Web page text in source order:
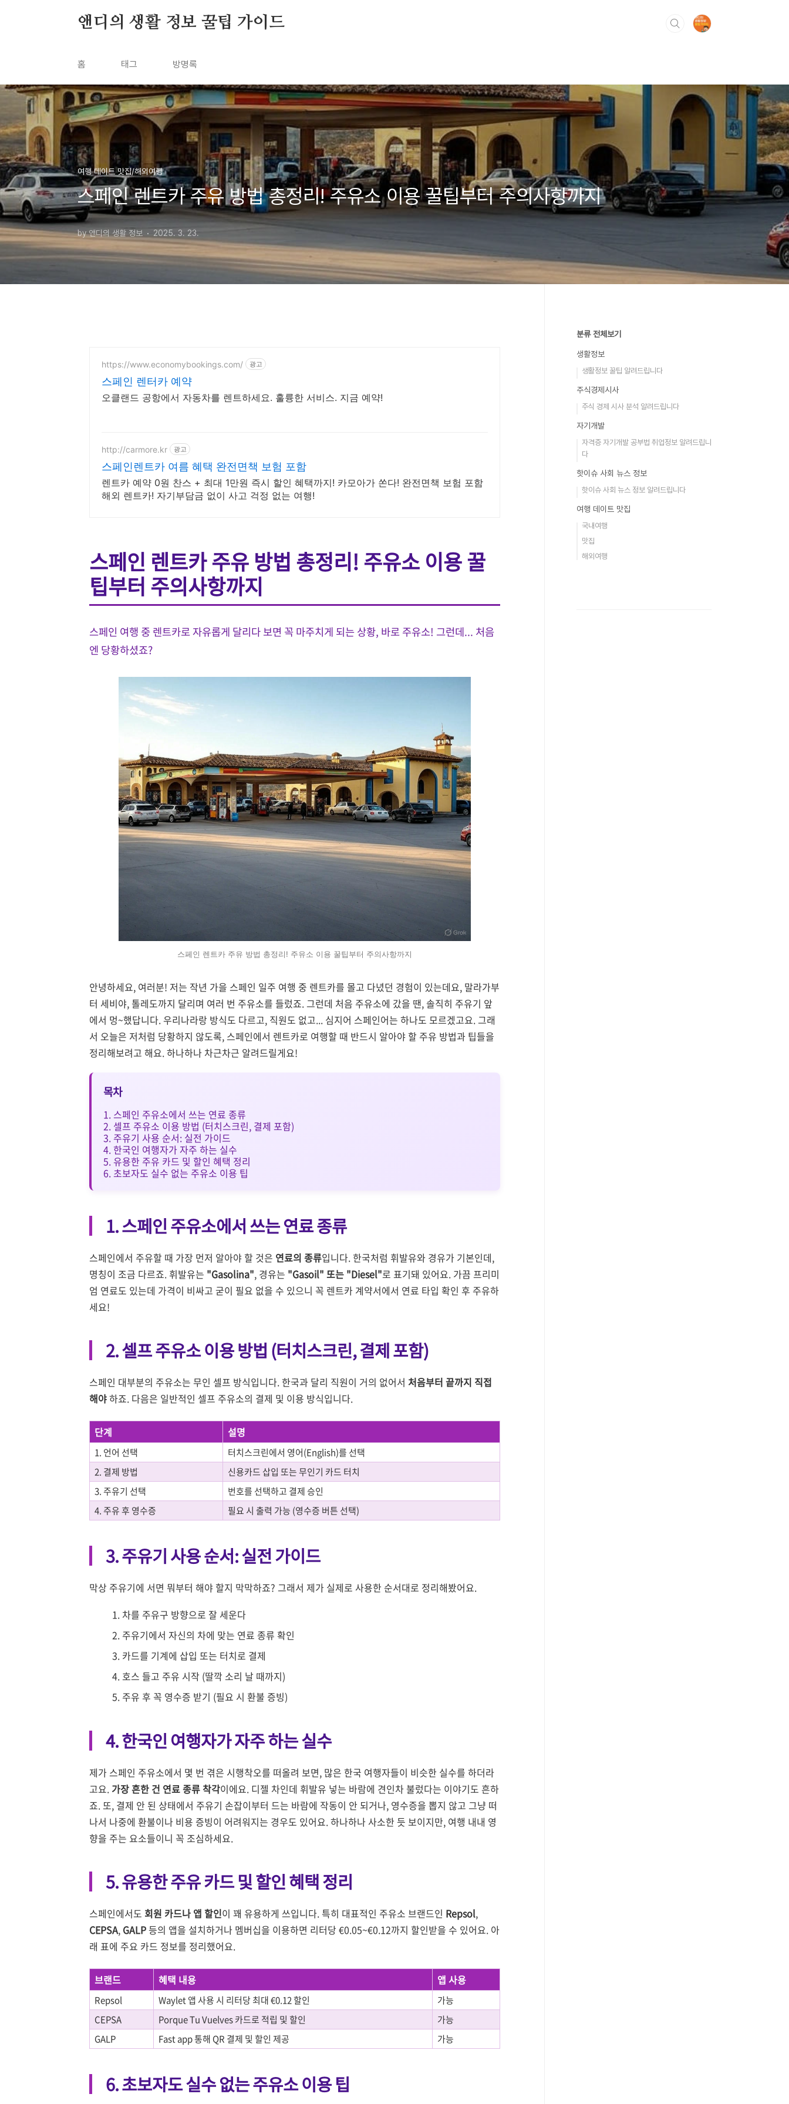
앤디의 생활 정보 꿀팁 가이드
홈 태그 방명록
여행 데이트 맛집/해외여행
스페인 렌트카 주유 방법 총정리! 주유소 이용 꿀팁부터 주의사항까지
by 앤디의 생활 정보 2025. 3. 23.
https://www.economybookings.com/ 광고
스페인 렌터카 예약
오클랜드 공항에서 자동차를 렌트하세요. 훌륭한 서비스. 지금 예약!
http://carmore.kr 광고
스페인렌트카 여름 혜택 완전면책 보험 포함
렌트카 예약 0원 찬스 + 최대 1만원 즉시 할인 혜택까지! 카모아가 쏜다! 완전면책 보험 포함
해외 렌트카! 자기부담금 없이 사고 걱정 없는 여행!
스페인 렌트카 주유 방법 총정리! 주유소 이용 꿀
팁부터 주의사항까지
스페인 여행 중 렌트카로 자유롭게 달리다 보면 꼭 마주치게 되는 상황, 바로 주유소! 그런데... 처음
엔 당황하셨죠?
스페인 렌트카 주유 방법 총정리! 주유소 이용 꿀팁부터 주의사항까지
안녕하세요, 여러분! 저는 작년 가을 스페인 일주 여행 중 렌트카를 몰고 다녔던 경험이 있는데요, 말라가부
터 세비야, 톨레도까지 달리며 여러 번 주유소를 들렀죠. 그런데 처음 주유소에 갔을 땐, 솔직히 주유기 앞
에서 멍~했답니다. 우리나라랑 방식도 다르고, 직원도 없고... 심지어 스페인어는 하나도 모르겠고요. 그래
서 오늘은 저처럼 당황하지 않도록, 스페인에서 렌트카로 여행할 때 반드시 알아야 할 주유 방법과 팁들을
정리해보려고 해요. 하나하나 차근차근 알려드릴게요!
목차
1. 스페인 주유소에서 쓰는 연료 종류
2. 셀프 주유소 이용 방법 (터치스크린, 결제 포함)
3. 주유기 사용 순서: 실전 가이드
4. 한국인 여행자가 자주 하는 실수
5. 유용한 주유 카드 및 할인 혜택 정리
6. 초보자도 실수 없는 주유소 이용 팁
1. 스페인 주유소에서 쓰는 연료 종류
스페인에서 주유할 때 가장 먼저 알아야 할 것은 연료의 종류입니다. 한국처럼 휘발유와 경유가 기본인데,
명칭이 조금 다르죠. 휘발유는 "Gasolina", 경유는 "Gasoil" 또는 "Diesel"로 표기돼 있어요. 가끔 프리미
엄 연료도 있는데 가격이 비싸고 굳이 필요 없을 수 있으니 꼭 렌트카 계약서에서 연료 타입 확인 후 주유하
세요!
2. 셀프 주유소 이용 방법 (터치스크린, 결제 포함)
스페인 대부분의 주유소는 무인 셀프 방식입니다. 한국과 달리 직원이 거의 없어서 처음부터 끝까지 직접
해야하죠. 다음은 일반적인 셀프 주유소의 결제 및 이용 방식입니다.
단계 설명
1. 언어 선택
터치스크린에서 영어(English)를 선택
2. 결제 방법
신용카드 삽입 또는 무인기 카드 터치
3. 주유기 선택
번호를 선택하고 결제 승인
4. 주유 후 영수증
필요 시 출력 가능 (영수증 버튼 선택)
3. 주유기 사용 순서: 실전 가이드
막상 주유기에 서면 뭐부터 해야 할지 막막하죠? 그래서 제가 실제로 사용한 순서대로 정리해봤어요.
차를 주유구 방향으로 잘 세운다
주유기에서 자신의 차에 맞는 연료 종류 확인
카드를 기계에 삽입 또는 터치로 결제
호스 들고 주유 시작 (딸깍 소리 날 때까지)
주유 후 꼭 영수증 받기 (필요 시 환불 증빙)
4. 한국인 여행자가 자주 하는 실수
제가 스페인 주유소에서 몇 번 겪은 시행착오를 떠올려 보면, 많은 한국 여행자들이 비슷한 실수를 하더라
고요. 가장 흔한 건 연료 종류 착각이에요. 디젤 차인데 휘발유 넣는 바람에 견인차 불렀다는 이야기도 흔하
죠. 또, 결제 안 된 상태에서 주유기 손잡이부터 드는 바람에 작동이 안 되거나, 영수증을 뽑지 않고 그냥 떠
나서 나중에 환불이나 비용 증빙이 어려워지는 경우도 있어요. 하나하나 사소한 듯 보이지만, 여행 내내 영
향을 주는 요소들이니 꼭 조심하세요.
5. 유용한 주유 카드 및 할인 혜택 정리
스페인에서도 회원 카드나 앱 할인이 꽤 유용하게 쓰입니다. 특히 대표적인 주유소 브랜드인 Repsol,
CEPSA, GALP등의 앱을 설치하거나 멤버십을 이용하면 리터당 €0.05~€0.12까지 할인받을 수 있어요. 아
래 표에 주요 카드 정보를 정리했어요.
브랜드 혜택 내용 앱 사용
Repsol Waylet 앱 사용 시 리터당 최대 €0.12 할인
가능
CEPSA
Porque Tu Vuelves 카드로 적립 및 할인
가능
GALP
Fast app 통해 QR 결제 및 할인 제공 가능
6. 초보자도 실수 없는 주유소 이용 팁
분류 전체보기
생활정보
생활정보 꿀팁 알려드립니다
주식경제시사
주식 경제 시사 분석 알려드립니다
자기개발
자격증 자기개발 공부법 취업정보 알려드립니
다
핫이슈 사회 뉴스 정보
핫이슈 사회 뉴스 정보 알려드립니다
여행 데이트 맛집
국내여행
맛집
해외여행